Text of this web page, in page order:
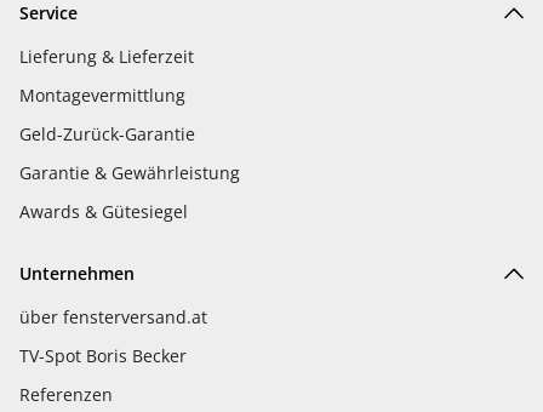
Service
Lieferung & Lieferzeit
Montagevermittlung
Geld-Zurück-Garantie
Garantie & Gewährleistung
Awards & Gütesiegel
Unternehmen
über fensterversand.at
TV-Spot Boris Becker
Referenzen